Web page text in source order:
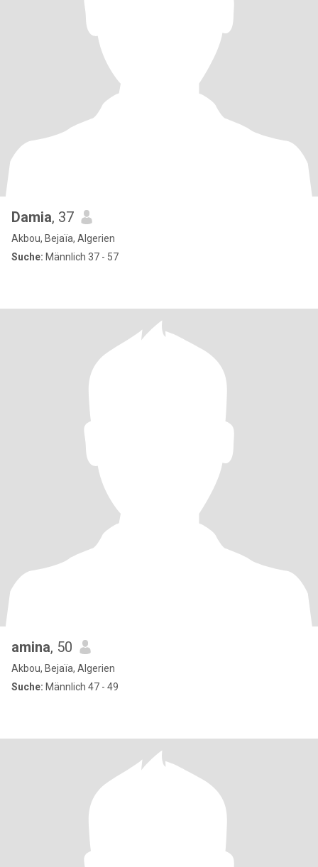
Damia, 37
Akbou, Bejaïa, Algerien
Suche: Männlich 37 - 57
amina, 50
Akbou, Bejaïa, Algerien
Suche: Männlich 47 - 49